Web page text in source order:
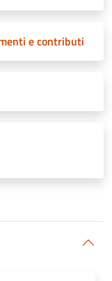
e contributi